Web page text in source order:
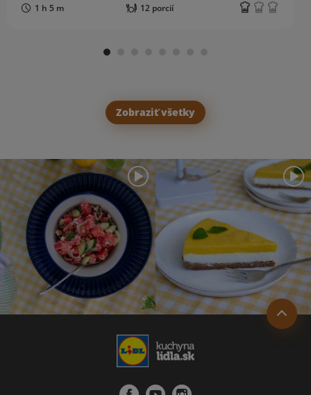
1 h 5 m 12 porcií
Zobraziť všetky